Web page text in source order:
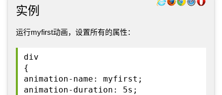
实例
运行myfirst动画，设置所有的属性：
div
{
animation-name: myfirst;
animation-duration: 5s;